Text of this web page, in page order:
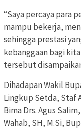
“Saya percaya para
mampu bekerja,
sehingga prestasi
kebanggaan bagi
tersebut
Dihadapan Wakil
Lingkup Setda, Staf
Bima Drs. Agus
Wahab, SH, M.Si,